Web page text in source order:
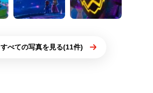
すべての写真を見る(11件)